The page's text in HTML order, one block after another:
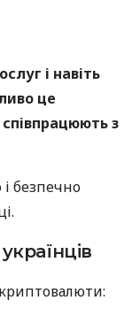
і навіть
це
з
і безпечно
криптовалюти: